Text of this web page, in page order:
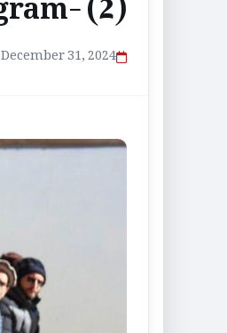
December 31, 2024